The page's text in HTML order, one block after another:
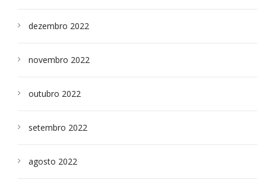
dezembro 2022
novembro 2022
outubro 2022
setembro 2022
agosto 2022